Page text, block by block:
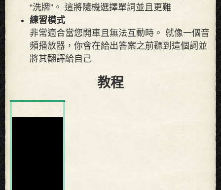
“洗牌”。 這將隨機選擇單詞並且更難
練習模式
非常適合當您開車且無法互動時。 就像一個音
頻播放器，你會在給出答案之前聽到這個詞並
將其翻譯給自己
教程